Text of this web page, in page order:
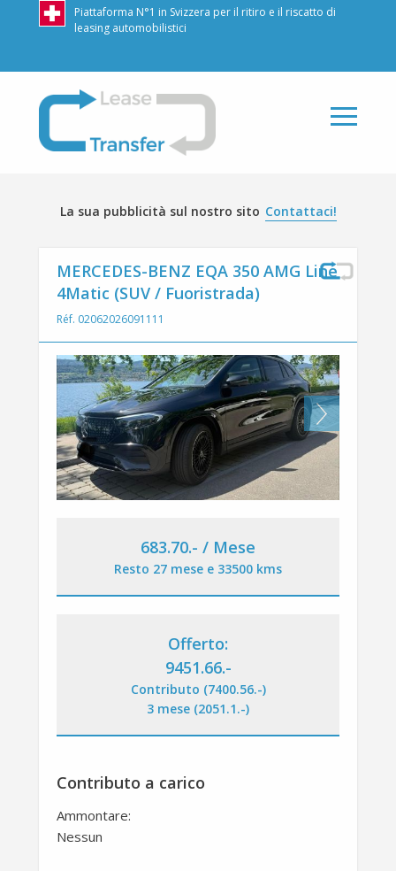
Piattaforma N°1 in Svizzera per il ritiro e il riscatto di
leasing automobilistici
LeaseTransfer
La sua pubblicità sul nostro sito Contattaci!
MERCEDES-BENZ EQA 350 AMG Line
4Matic (SUV / Fuoristrada)
Réf. 02062026091111
Next
683.70.- / Mese
Resto 27 mese e 33500 kms
Offerto:
9451.66.-
Contributo (7400.56.-)
3 mese (2051.1.-)
Contributo a carico
Ammontare:
Nessun